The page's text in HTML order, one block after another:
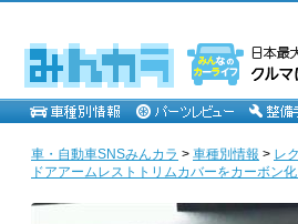
車・自動車SNSみんカラ > 車種別情報 > レ
ドアアームレストトリムカバーをカーボン